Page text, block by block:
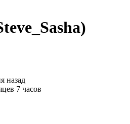
назад
7 часов